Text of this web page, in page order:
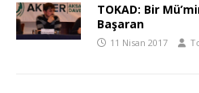
TOKAD: Bir
Başaran
11 Nisan 2017